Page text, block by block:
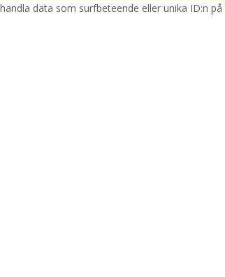
data som surfbeteende eller unika ID:n på